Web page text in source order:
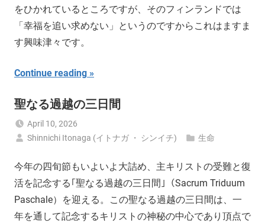
をひかれているところですが、そのフィンランドでは
「幸福を追い求めない」というのですからこれはますま
す興味津々です。
Continue reading
聖なる過越の三日間
April 10, 2026
Shinnichi Itonaga (イトナガ ・ シンイチ)
生命
今年の四旬節もいよいよ大詰め、主キリストの受難と復
活を記念する｢聖なる過越の三日間｣（Sacrum Triduum
Paschale）を迎える。この聖なる過越の三日間は、一
年を通して記念するキリストの神秘の中心であり頂点で